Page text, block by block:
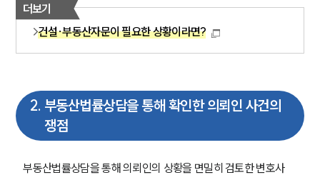
더보기
건설·부동산자문이 필요한 상황이라면?
2. 부동산법률상담을 통해 확인한 의뢰인 사건의
쟁점
부동산법률상담을 통해 의뢰인의 상황을 면밀히 검토한 변호사